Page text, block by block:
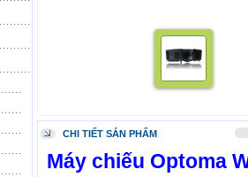
CHI TIẾT SẢN PHẨM
Máy chiếu Optoma